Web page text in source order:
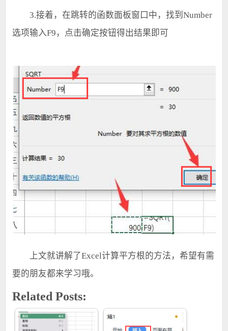
3.接着，在跳转的函数面板窗口中，找到Number
选项输入F9，点击确定按钮得出结果即可
上文就讲解了Excel计算平方根的方法，希望有需
要的朋友都来学习哦。
Related Posts: